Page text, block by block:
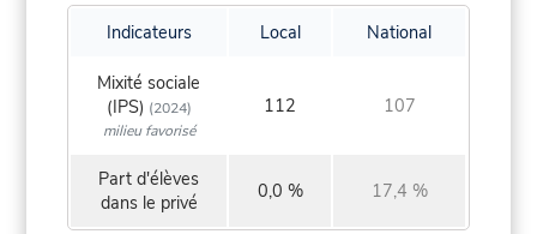
Indicateurs Local National
Mixité sociale
(IPS) (2024)
milieu favorisé
112 107
Part d'élèves
dans le privé
0,0 % 17,4 %